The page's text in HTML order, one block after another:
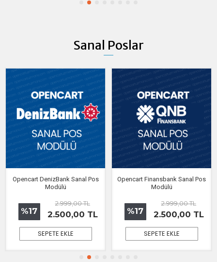
Sanal Poslar
Opencart DenizBank Sanal Pos
Modülü
%17
2.999,00 TL
2.500,00 TL
SEPETE EKLE
Opencart Finansbank Sanal Pos
Modülü
%17
2.999,00 TL
2.500,00 TL
SEPETE EKLE